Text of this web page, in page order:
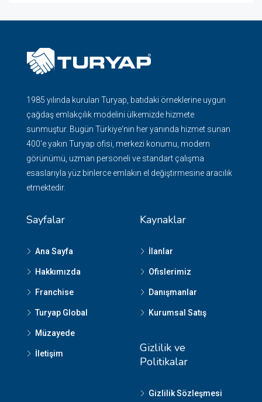
1985 yılında kurulan Turyap, batıdaki örneklerine uygun
çağdaş emlakçılık modelini ülkemizde hizmete
sunmuştur. Bugün Türkiye'nin her yanında hizmet sunan
400'e yakın Turyap ofisi, merkezi konumu, modern
görünümü, uzman personeli ve standart çalışma
esaslarıyla yüz binlerce emlakın el değiştirmesine aracılık
etmektedir.
Sayfalar
Ana Sayfa
Hakkımızda
Franchise
Turyap Global
Müzayede
İletişim
Kaynaklar
İlanlar
Ofislerimiz
Danışmanlar
Kurumsal Satış
Gizlilik ve
Politikalar
Gizlilik Sözleşmesi